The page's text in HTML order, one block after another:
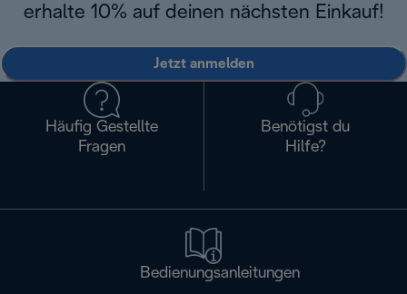
erhalte 10% auf deinen nächsten Einkauf!
Jetzt anmelden
Häufig Gestellte
Fragen
Benötigst du
Hilfe?
Bedienungsanleitungen